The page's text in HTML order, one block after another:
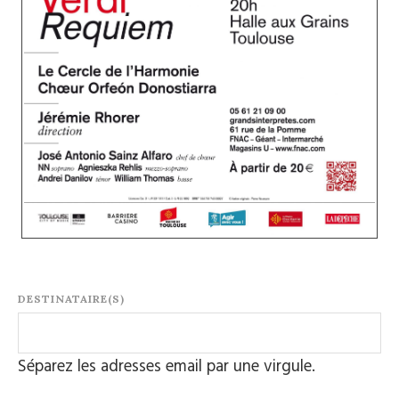
DESTINATAIRE(S)
Séparez les adresses email par une virgule.